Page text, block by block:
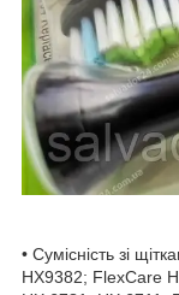
• Сумісність зі
HX9382; FlexCare